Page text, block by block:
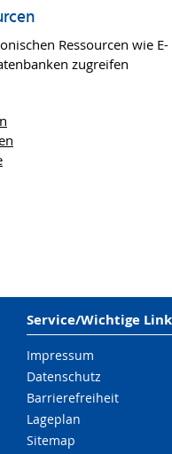
Ressourcen wie E-
zugreifen
Service/Wichtige
Impressum
Datenschutz
Barrierefreiheit
Lageplan
Sitemap